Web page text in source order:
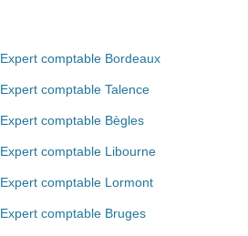
Expert comptable Bordeaux
Expert comptable Talence
Expert comptable Bègles
Expert comptable Libourne
Expert comptable Lormont
Expert comptable Bruges